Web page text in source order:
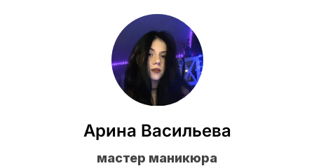
Арина Васильева
мастер маникюра